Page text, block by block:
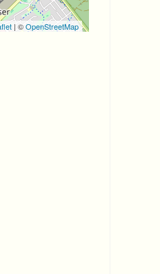
| ©OpenStreetMap